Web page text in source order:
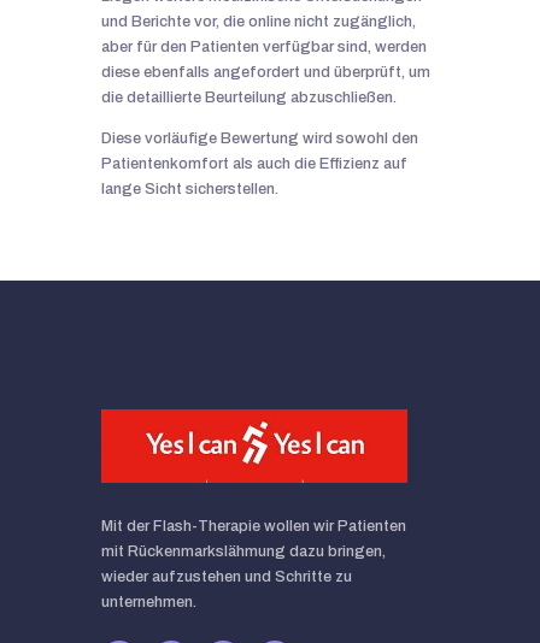
und Berichte vor, die online nicht zugänglich,
aber für den Patienten verfügbar sind, werden
diese ebenfalls angefordert und überprüft, um
die detaillierte Beurteilung abzuschließen.
Diese vorläufige Bewertung wird sowohl den
Patientenkomfort als auch die Effizienz auf
lange Sicht sicherstellen.
Mit der Flash-Therapie wollen wir Patienten
mit Rückenmarkslähmung dazu bringen,
wieder aufzustehen und Schritte zu
unternehmen.